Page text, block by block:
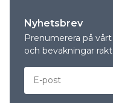
Nyhetsbrev
Prenumerera på
och bevakningar